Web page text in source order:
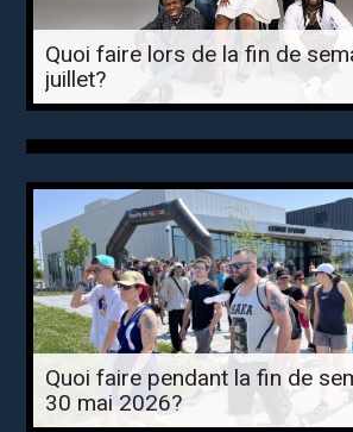
Quoi faire lors de la fin de
juillet?
Quoi faire pendant la fin de
30 mai 2026?